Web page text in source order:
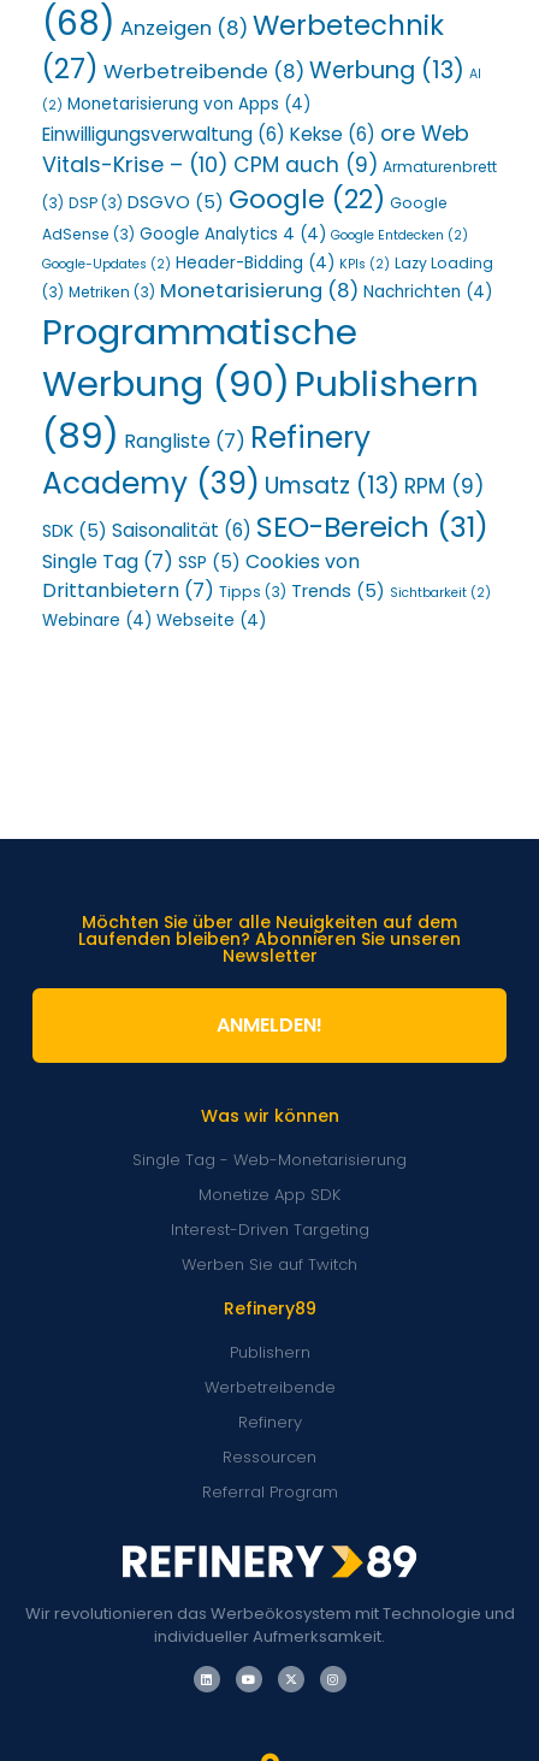
(68) Anzeigen (8) Werbetechnik
(27) Werbetreibende (8) Werbung (13) AI
(2) Monetarisierung von Apps (4)
Einwilligungsverwaltung (6) Kekse (6) ore Web
Vitals-Krise – (10) CPM auch (9) Armaturenbrett
(3) DSP(3) DSGVO (5) Google (22) Google
AdSense (3) Google Analytics 4 (4) Google Entdecken (2)
Google-Updates (2) Header-Bidding (4) KPIs (2) Lazy Loading
(3) Metriken (3) Monetarisierung (8) Nachrichten (4)
Programmatische
Werbung (90) Publishern
(89) Rangliste (7) Refinery
Academy (39) Umsatz (13) RPM (9)
SDK (5) Saisonalität (6) SEO-Bereich (31)
Single Tag (7) SSP (5) Cookies von
Drittanbietern (7) Tipps (3) Trends (5) Sichtbarkeit (2)
Webinare (4) Webseite (4)
Wir revolutionieren das Werbeökosystem mit Technologie und
individueller Aufmerksamkeit.
Refinery89
Publishern
Werbetreibende
Refinery
Ressourcen
Referral Program
Was wir können
Single Tag - Web-Monetarisierung
Monetize App SDK
Interest-Driven Targeting
Werben Sie auf Twitch
Möchten Sie über alle Neuigkeiten auf dem
Laufenden bleiben? Abonnieren Sie unseren
Newsletter
ANMELDEN!